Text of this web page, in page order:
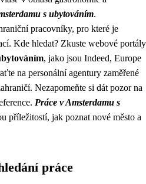
s ubytováním.
pracovníky, pro které je
Kde hledat? Zkuste webové portály
, jako jsou Indeed, Europe
na personální agentury zaměřené
Nezapomeňte si dát pozor na
Práce v Amsterdamu s
příležitostí, jak poznat nové město a
práce